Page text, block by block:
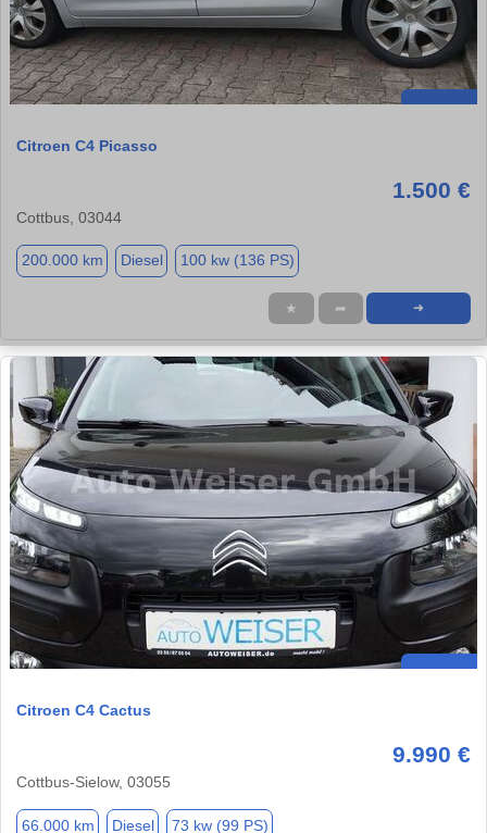
Citroen C4 Picasso
1.500 €
Cottbus, 03044
200.000 km Diesel 100 kw (136 PS)
★ ➦ ➜
Citroen C4 Cactus
9.990 €
Cottbus-Sielow, 03055
66.000 km Diesel 73 kw (99 PS)